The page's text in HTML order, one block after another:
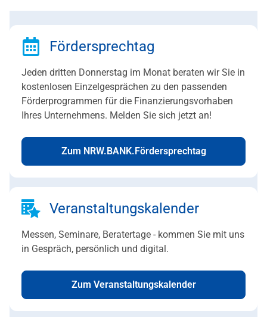
Fördersprechtag
Jeden dritten Donnerstag im Monat beraten wir Sie in
kostenlosen Einzelgesprächen zu den passenden
Förderprogrammen für die Finanzierungsvorhaben
Ihres Unternehmens. Melden Sie sich jetzt an!
Zum NRW.BANK.Fördersprechtag
Veranstaltungskalender
Messen, Seminare, Beratertage - kommen Sie mit uns
in Gespräch, persönlich und digital.
Zum Veranstaltungskalender